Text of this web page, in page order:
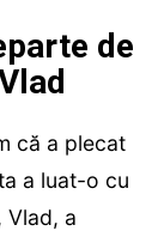
de
că a plecat
a luat-o cu
Vlad, a